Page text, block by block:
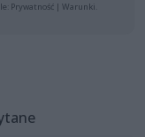
Prywatność | Warunki